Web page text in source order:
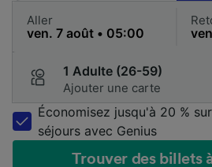
Aller
1 Adulte (26-59)
Ajouter une carte
Économisez jusqu'à 20 %
séjours avec Genius
Trouver des billets